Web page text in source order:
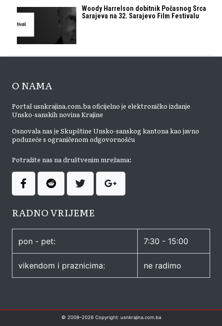
Woody Harrelson dobitnik Počasnog Srca
Sarajeva na 32. Sarajevo Film Festivalu
O NAMA
Portal usnkrajina.com.ba oficijelno je elektroničko izdanje
Unsko-sanskih novina Krajine
Osnovala nas je Skupštine Unsko-sanskog kantona kao javno
poduzeće s ograničenom odgovornošću
Potražite nas na društvenim mrežama:
RADNO VRIJEME
pon - pet: 7:30 - 15:00
vikendom i praznicima: ne radimo
© 2008–2026Copyright: usnkrajina.com.ba